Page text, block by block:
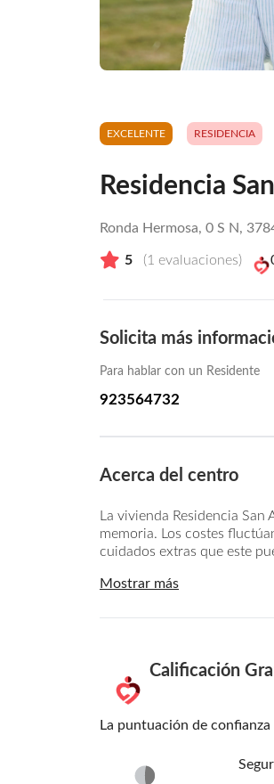
EXCELENTE RESIDENCIA
Residencia
Ronda Hermosa, 0 S N,
5 (1 evaluaciones)
Solicita más
Para hablar con un Residente
923564732
Acerca del centro
La vivienda Residencia
memoria. Los costes
cuidados extras que este
Mostrar más
Calificación
La puntuación de